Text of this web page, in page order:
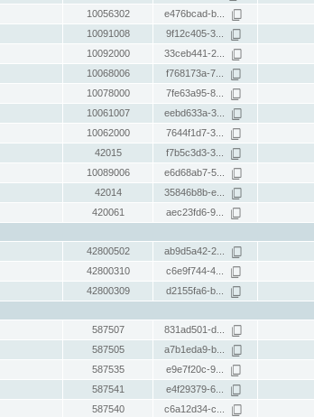
10056302 e476bcad-b...
10091008 9f12c405-3...
10092000 33ceb441-2...
10068006 f768173a-7...
10078000 7fe63a95-8...
10061007 eebd633a-3...
10062000 7644f1d7-3...
42015 f7b5c3d3-3...
10089006 e6d68ab7-5...
42014 35846b8b-e...
420061 aec23fd6-9...
42800502 ab9d5a42-2...
42800310 c6e9f744-4...
42800309 d2155fa6-b...
587507 831ad501-d...
587505 a7b1eda9-b...
587535 e9e7f20c-9...
587541 e4f29379-6...
587540 c6a12d34-c...